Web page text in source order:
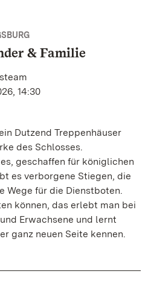
& Familie
14:30
Dutzend Treppenhäuser
des Schlosses.
geschaffen für königlichen
es verborgene Stiegen, die
Wege für die Dienstboten.
können, das erlebt man bei
Erwachsene und lernt
ganz neuen Seite kennen.